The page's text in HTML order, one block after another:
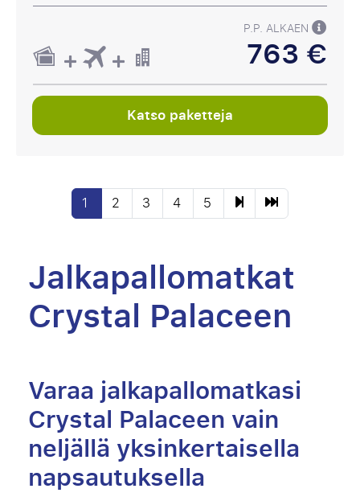
P.P. ALKAEN
763 €
Katso paketteja
1 2 3 4 5
Jalkapallomatkat
Crystal Palaceen
Varaa jalkapallomatkasi
Crystal Palaceen vain
neljällä yksinkertaisella
napsautuksella